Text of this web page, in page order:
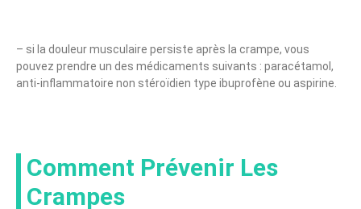
– si la douleur musculaire persiste après la crampe, vous
pouvez prendre un des médicaments suivants : paracétamol,
anti-inflammatoire non stéroïdien type ibuprofène ou aspirine.
Comment Prévenir Les
Crampes